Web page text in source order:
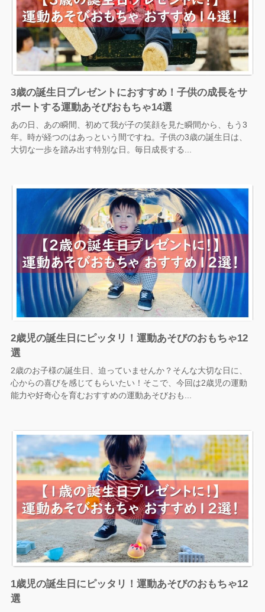
3歳の誕生日プレゼントにおすすめ！子供の成長をサ
ポートする運動あそびおもちゃ14選
あの日、あの瞬間、初めて我が子の笑顔を見た瞬間から、もう3
年。時が経つのはあっという間ですね。子供の3歳の誕生日は、
大切な一歩を踏み出す特別な日。毎日成長する...
2歳児の誕生日にピッタリ！運動あそびのおもちゃ12
選
2歳のお子様の誕生日、迫っていませんか？そんな大切な日に、
心からの喜びを感じてもらいたい！そこで、今回は2歳児の運動
能力や好奇心を育むおすすめの運動あそびおも...
1歳児の誕生日にピッタリ！運動あそびのおもちゃ12
選